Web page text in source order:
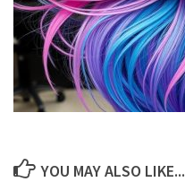
YOU MAY ALSO LIKE...